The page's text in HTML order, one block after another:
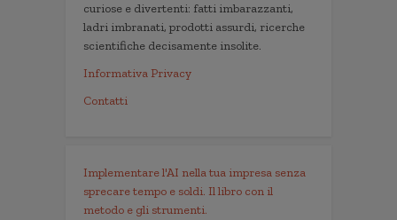
curiose e divertenti: fatti imbarazzanti,
ladri imbranati, prodotti assurdi, ricerche
scientifiche decisamente insolite.
Informativa Privacy
Contatti
Implementare l'AI nella tua impresa senza
sprecare tempo e soldi. Il libro con il
metodo e gli strumenti.